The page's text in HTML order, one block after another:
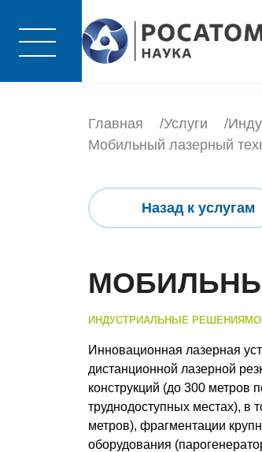
Главная Услуги
Мобильный лазерный
Назад к услугам
ИНДУСТРИАЛЬНЫЕ РЕШЕНИЯ
Инновационная лазерная
дистанционной лазерной
конструкций (до 300 метров
труднодоступных местах), в
метров), фрагментации
оборудования